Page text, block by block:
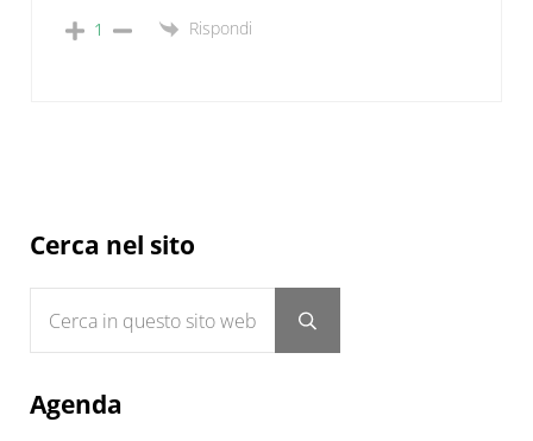
1 Rispondi
Sidebar
Cerca nel sito
Submit search
Agenda